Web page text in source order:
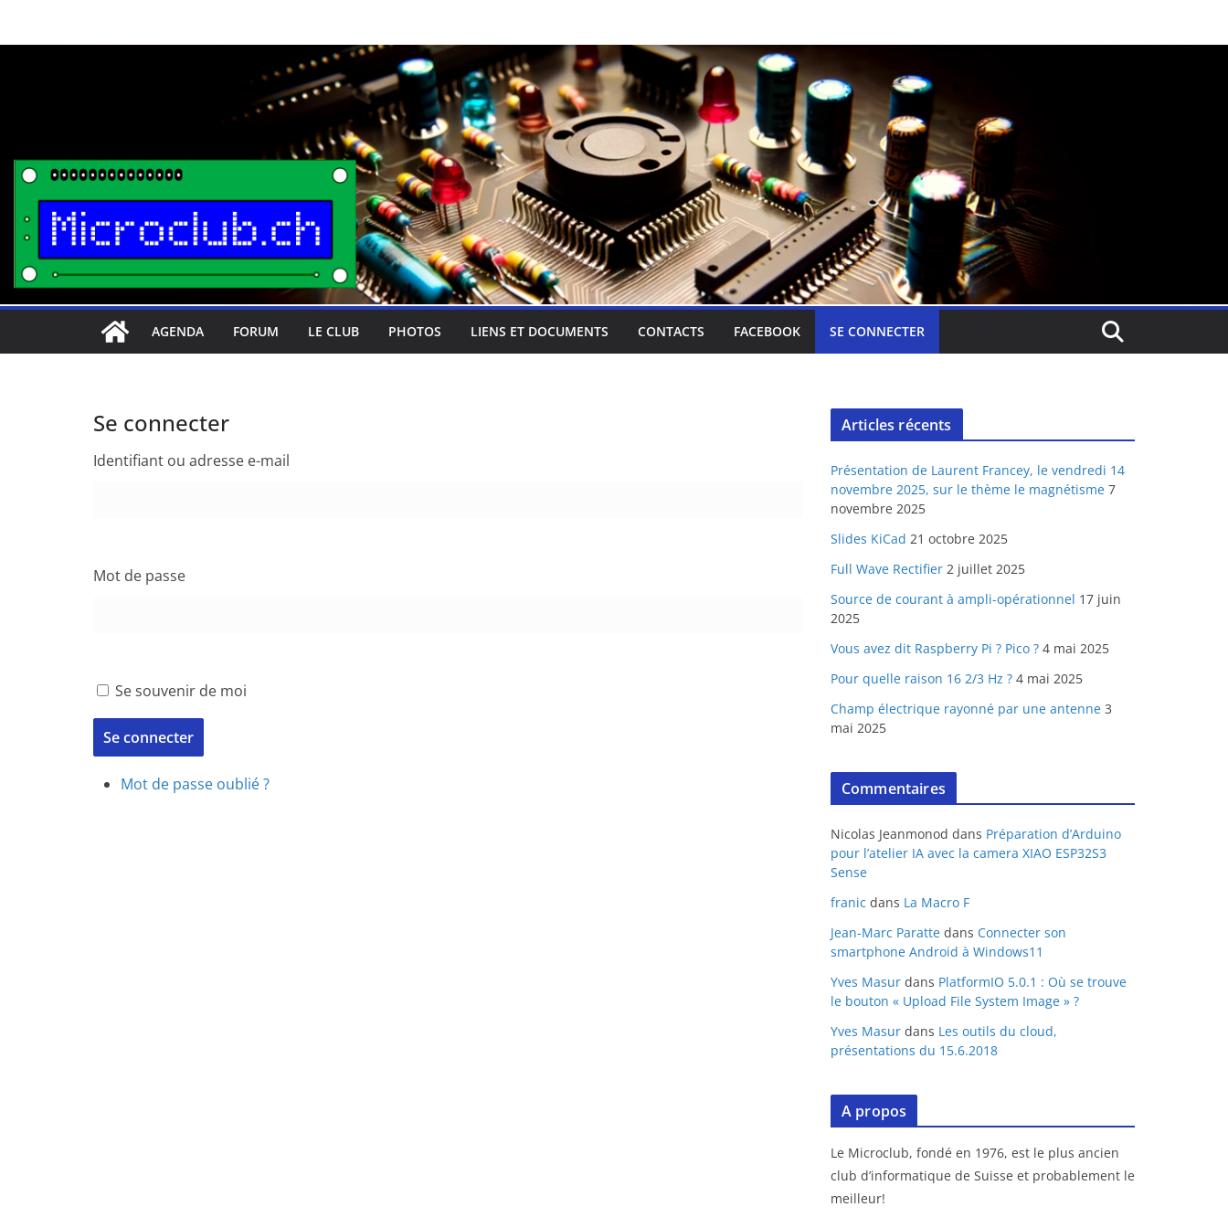
AGENDA FORUM LE CLUB PHOTOS LIENS ET DOCUMENTS CONTACTS FACEBOOK SE CONNECTER
Se connecter
Identifiant ou adresse e-mail
Mot de passe
Se souvenir de moi
Se connecter
Mot de passe oublié ?
Articles récents
Présentation de Laurent Francey, le vendredi 14
novembre 2025, sur le thème le magnétisme 7
novembre 2025
Slides KiCad 21 octobre 2025
Full Wave Rectifier 2 juillet 2025
Source de courant à ampli-opérationnel 17 juin
2025
Vous avez dit Raspberry Pi ? Pico ? 4 mai 2025
Pour quelle raison 16 2/3 Hz ? 4 mai 2025
Champ électrique rayonné par une antenne 3
mai 2025
Commentaires
Nicolas Jeanmonod dans Préparation d’Arduino
pour l’atelier IA avec la camera XIAO ESP32S3
Sense
franic dans La Macro F
Jean-Marc Paratte dans Connecter son
smartphone Android à Windows11
Yves Masur dans PlatformIO 5.0.1 : Où se trouve
le bouton « Upload File System Image » ?
Yves Masur dans Les outils du cloud,
présentations du 15.6.2018
A propos
Le Microclub, fondé en 1976, est le plus ancien
club d’informatique de Suisse et probablement le
meilleur!